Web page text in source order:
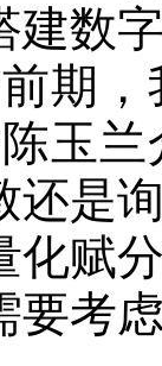
建数
期
玉
还是
化赋
要考